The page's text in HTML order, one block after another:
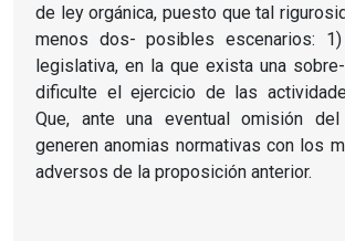
de ley orgánica, puesto que tal
menos dos- posibles escenarios:
legislativa, en la que exista una
dificulte el ejercicio de las
Que, ante una eventual omisión
generen anomias normativas con los
adversos de la proposición anterior.